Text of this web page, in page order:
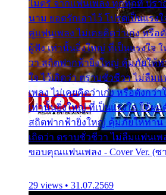
ไมตรี จากแฟนเพลง ทุกทุกที่ ปร
นาม ยอดรักเอาไว้ โปรดเป็นแรง
คู่แฟนเพลง ไม่เคยคิดว่าเก่ง หรื
ผู้ฟัง เท่านั้นยิ่งใหญ่ ที่เป็นแรงใจ
วา สถิตฟากฟ้ายิ่งใหญ่ คุ้มภัยให้ท่
ใจ ไว้เถิดว่า ตราบชั่วชีวา ไม่ลืม
เพลง ไม่เคยคิดว่าเก่ง หรือดังกว่
เท่านั้นยิ่งใหญ่ ที่เป็นแรงใจ ให้ผม
สถิตฟากฟ้ายิ่งใหญ่ คุ้มภัยให้ท่าน
เถิดว่า ตราบชั่วชีวา ไม่ลืมแฟนเพ
ขอบคุณแฟนเพลง - Cover Ver. (
29 views • 31.07.2569